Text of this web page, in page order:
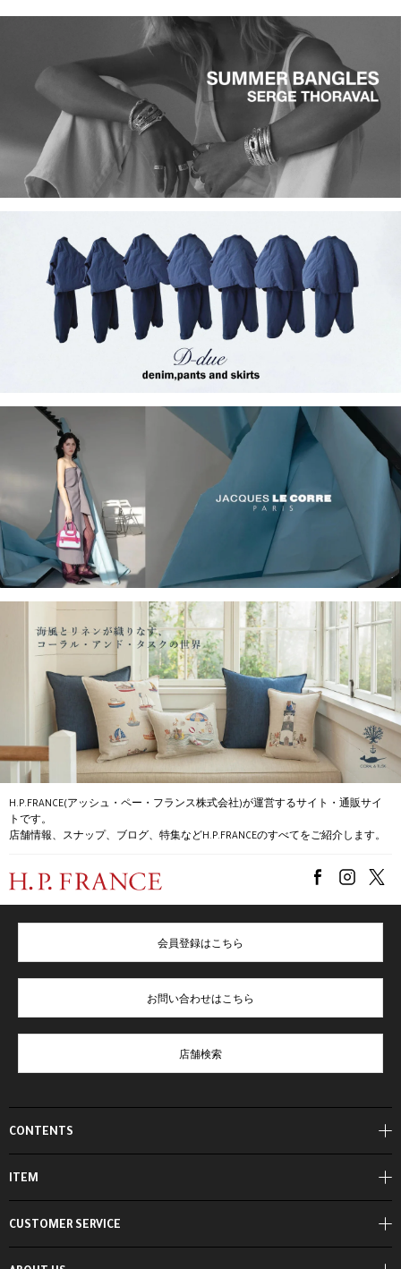
H.P.FRANCE(アッシュ・ペー・フランス株式会社)が運営するサイト・通販サイ
トです。
店舗情報、スナップ、ブログ、特集などH.P.FRANCEのすべてをご紹介します。
CONTENTS
ITEM
会員登録はこちら
お問い合わせはこちら
店舗検索
CUSTOMER SERVICE